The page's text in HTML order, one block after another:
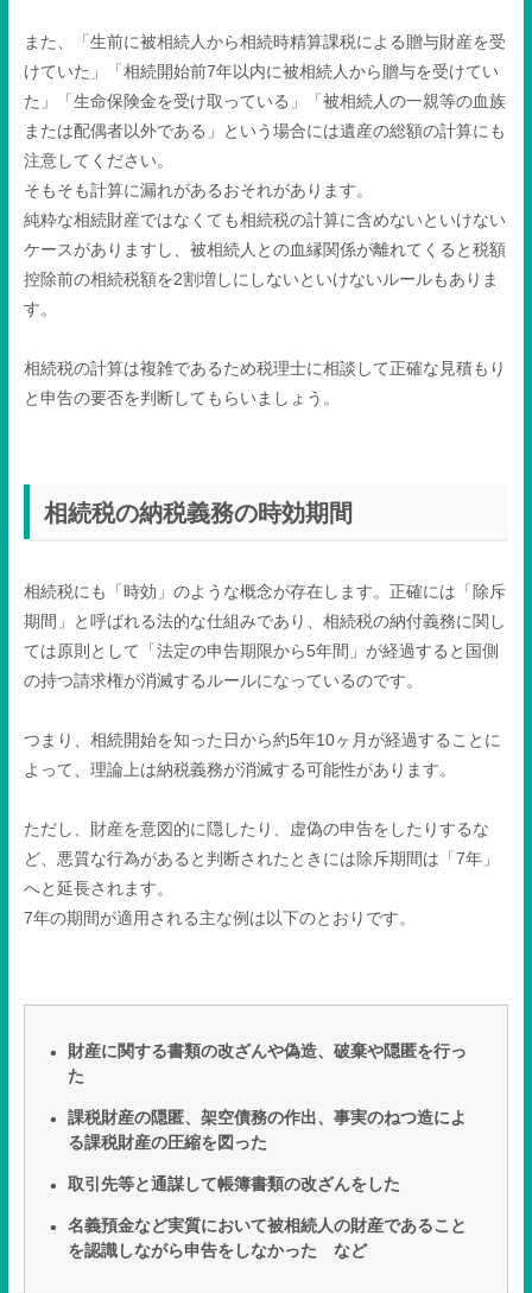
また、「生前に被相続人から相続時精算課税による贈与財産を受
けていた」「相続開始前7年以内に被相続人から贈与を受けてい
た」「生命保険金を受け取っている」「被相続人の一親等の血族
または配偶者以外である」という場合には遺産の総額の計算にも
注意してください。
そもそも計算に漏れがあるおそれがあります。
純粋な相続財産ではなくても相続税の計算に含めないといけない
ケースがありますし、被相続人との血縁関係が離れてくると税額
控除前の相続税額を2割増しにしないといけないルールもありま
す。
相続税の計算は複雑であるため税理士に相談して正確な見積もり
と申告の要否を判断してもらいましょう。
相続税の納税義務の時効期間
相続税にも「時効」のような概念が存在します。正確には「除斥
期間」と呼ばれる法的な仕組みであり、相続税の納付義務に関し
ては原則として「法定の申告期限から5年間」が経過すると国側
の持つ請求権が消滅するルールになっているのです。
つまり、相続開始を知った日から約5年10ヶ月が経過することに
よって、理論上は納税義務が消滅する可能性があります。
ただし、財産を意図的に隠したり、虚偽の申告をしたりするな
ど、悪質な行為があると判断されたときには除斥期間は「 7年」
へと延長されます。
7年の期間が適用される主な例は以下のとおりです。
財産に関する書類の改ざんや偽造、破棄や隠匿を行っ
た
課税財産の隠匿、架空債務の作出、事実のねつ造によ
る課税財産の圧縮を図った
取引先等と通謀して帳簿書類の改ざんをした
名義預金など実質において被相続人の財産であること
を認識しながら申告をしなかった など